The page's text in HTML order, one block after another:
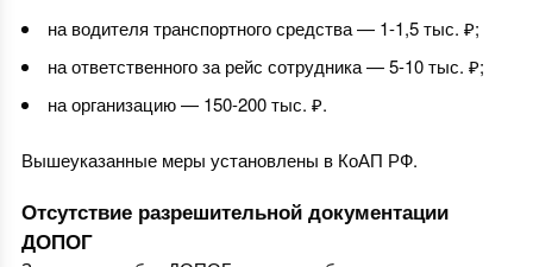
на водителя транспортного средства — 1-1,5 тыс. ₽;
на ответственного за рейс сотрудника — 5-10 тыс. ₽;
на организацию — 150-200 тыс. ₽.
Вышеуказанные меры установлены в КоАП РФ.
Отсутствие разрешительной документации
ДОПОГ